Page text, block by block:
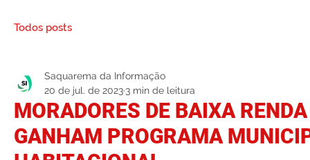
Todos posts
MORADORES DE BAIXA
GANHAM PROGRAMA
Saquarema da Informação
20 de jul. de 2023 3 min de leitura